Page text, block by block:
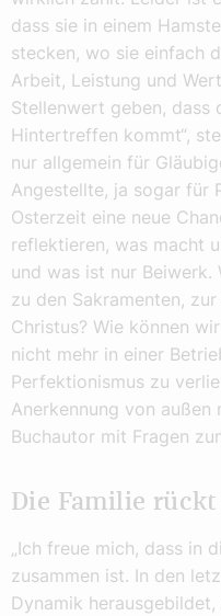
dass sie in einem
stecken, wo sie einfach
Arbeit, Leistung und
Stellenwert geben,
Hintertreffen kommt“,
nur allgemein für
Angestellte, ja sogar für
Osterzeit eine neue
reflektieren, was macht
und was ist nur
zu den Sakramenten,
Christus? Wie können
nicht mehr in einer
Perfektionismus zu
Anerkennung von außen
Buchautor mit Fragen
Die Familie
„Ich freue mich, dass in
zusammen ist. In den
Dynamik